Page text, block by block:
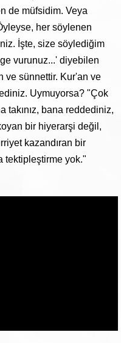
de müfsidim. Veya
her söylenen
İşte, size söylediğim
vurunuz...' diyebilen
ve sünnettir. Kur'an ve
Uymuyorsa? "Çok
takınız, bana reddediniz,
bir hiyerarşi değil,
kazandıran bir
tektipleştirme yok."